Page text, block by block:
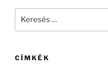
CÍMKÉK